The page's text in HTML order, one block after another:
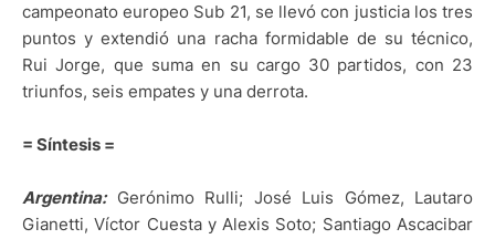
campeonato europeo Sub 21, se llevó con justicia los tres
puntos y extendió una racha formidable de su técnico,
Rui Jorge, que suma en su cargo 30 partidos, con 23
triunfos, seis empates y una derrota.
= Síntesis =
Argentina:Gerónimo Rulli; José Luis Gómez, Lautaro
Gianetti, Víctor Cuesta y Alexis Soto; Santiago Ascacibar